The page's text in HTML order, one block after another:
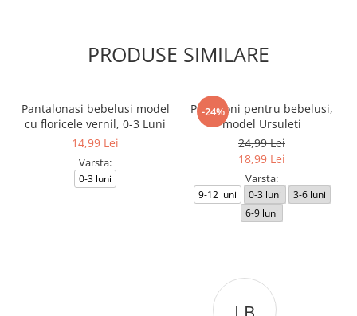
PRODUSE SIMILARE
Pantalonasi bebelusi model
cu floricele vernil, 0-3 Luni
14,99 Lei
Varsta:
0-3 luni
-24%
Pantaloni pentru bebelusi,
model Ursuleti
24,99 Lei
18,99 Lei
Varsta:
9-12 luni 0-3 luni
3-6 luni
6-9 luni